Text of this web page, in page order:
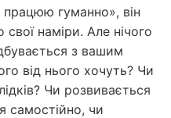
працюю гуманно», він
наміри. Але нічого
з вашим
від нього хочуть? Чи
Чи розвивається
самостійно, чи